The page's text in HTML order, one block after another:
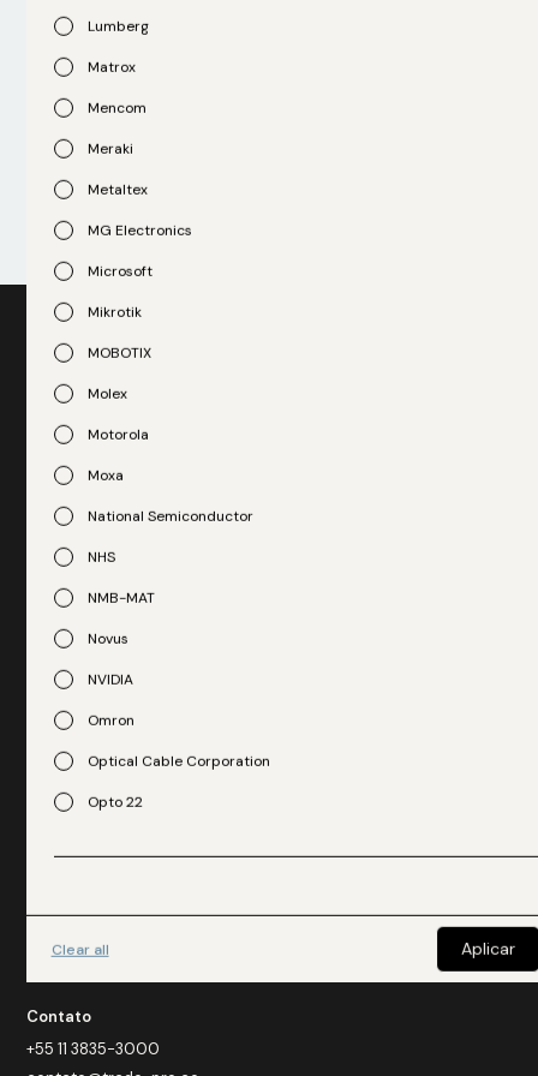
Lumberg
Matrox
Mencom
Meraki
Metaltex
MG Electronics
Microsoft
Mikrotik
MOBOTIX
Molex
Motorola
Moxa
National Semiconductor
NHS
NMB-MAT
Novus
NVIDIA
Omron
Optical Cable Corporation
Opto 22
Clear all
desafios.
Suporte
Quer saber mais como podemos te
ajudar?
Não deixe que uma falha inesperada comprometa seus
resultados. Entre em contato conosco hoje mesmo e
descubra a tranquilidade de ter a Trade-Pro como sua
parceira estratégica.
Fale com nosso especialista
Avenida Queiroz Filho, 1700
Vila Hamburguesa
Contato
+55 11 3835-3000